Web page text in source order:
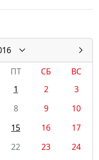
ПТ СБ
ВС
1
2
3
8 9
10
15 16
17
22 23
24